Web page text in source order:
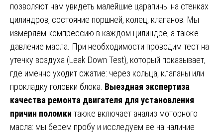
позволяют нам увидеть малейшие царапины на стенках
цилиндров, состояние поршней, колец, клапанов. Мы
измеряем компрессию в каждом цилиндре, а также
давление масла. При необходимости проводим тест на
утечку воздуха (Leak Down Test), который показывает,
где именно уходит сжатие: через кольца, клапаны или
прокладку головки блока. Выездная экспертиза
качества ремонта двигателя для установления
причин поломки также включает анализ моторного
масла: мы берём пробу и исследуем её на наличие